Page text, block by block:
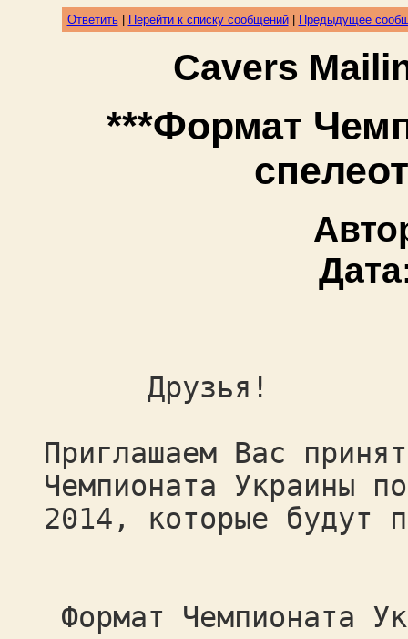
Ответить| Перейти к списку сообщений| Предыдущее
Cavers
***Формат
Друзья!
Приглашаем Вас
Чемпионата Украины
2014, которые будут
Формат Чемпионата